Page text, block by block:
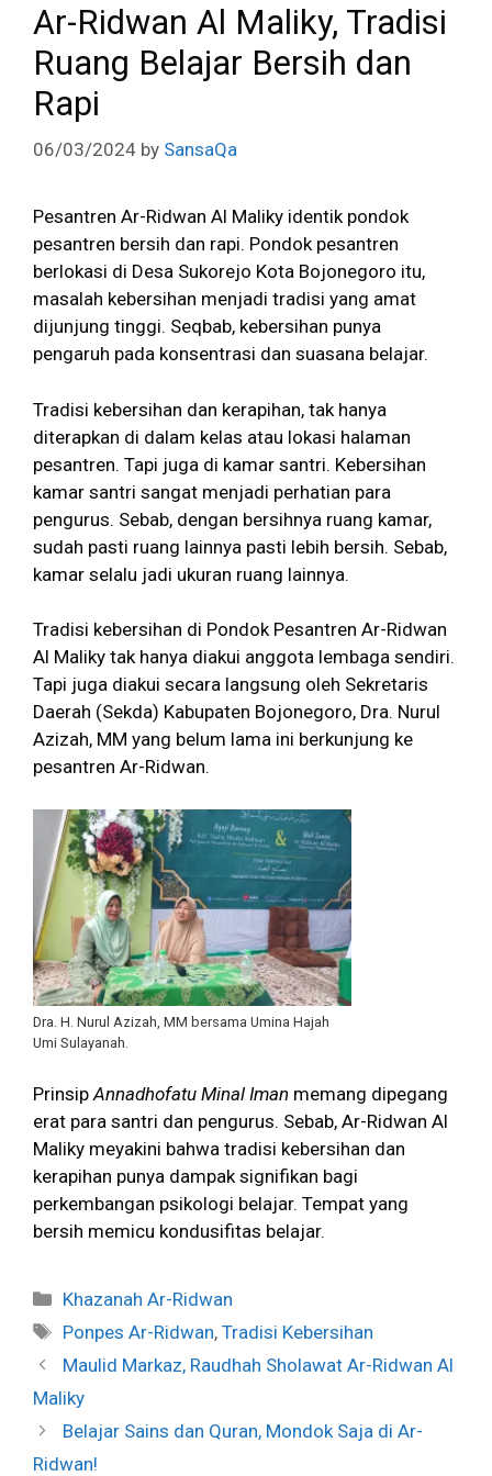
Ar-Ridwan Al Maliky, Tradisi
Ruang Belajar Bersih dan
Rapi
06/03/2024 by SansaQa
Pesantren Ar-Ridwan Al Maliky identik pondok
pesantren bersih dan rapi. Pondok pesantren
berlokasi di Desa Sukorejo Kota Bojonegoro itu,
masalah kebersihan menjadi tradisi yang amat
dijunjung tinggi. Seqbab, kebersihan punya
pengaruh pada konsentrasi dan suasana belajar.
Tradisi kebersihan dan kerapihan, tak hanya
diterapkan di dalam kelas atau lokasi halaman
pesantren. Tapi juga di kamar santri. Kebersihan
kamar santri sangat menjadi perhatian para
pengurus. Sebab, dengan bersihnya ruang kamar,
sudah pasti ruang lainnya pasti lebih bersih. Sebab,
kamar selalu jadi ukuran ruang lainnya.
Tradisi kebersihan di Pondok Pesantren Ar-Ridwan
Al Maliky tak hanya diakui anggota lembaga sendiri.
Tapi juga diakui secara langsung oleh Sekretaris
Daerah (Sekda) Kabupaten Bojonegoro, Dra. Nurul
Azizah, MM yang belum lama ini berkunjung ke
pesantren Ar-Ridwan.
Dra. H. Nurul Azizah, MM bersama Umina Hajah
Umi Sulayanah.
PrinsipAnnadhofatu Minal Iman memang dipegang
erat para santri dan pengurus. Sebab, Ar-Ridwan Al
Maliky meyakini bahwa tradisi kebersihan dan
kerapihan punya dampak signifikan bagi
perkembangan psikologi belajar. Tempat yang
bersih memicu kondusifitas belajar.
Categories
Khazanah Ar-Ridwan
Tags
Ponpes Ar-Ridwan,Tradisi Kebersihan
Maulid Markaz, Raudhah Sholawat Ar-Ridwan Al
Maliky
Belajar Sains dan Quran, Mondok Saja di Ar-
Ridwan!